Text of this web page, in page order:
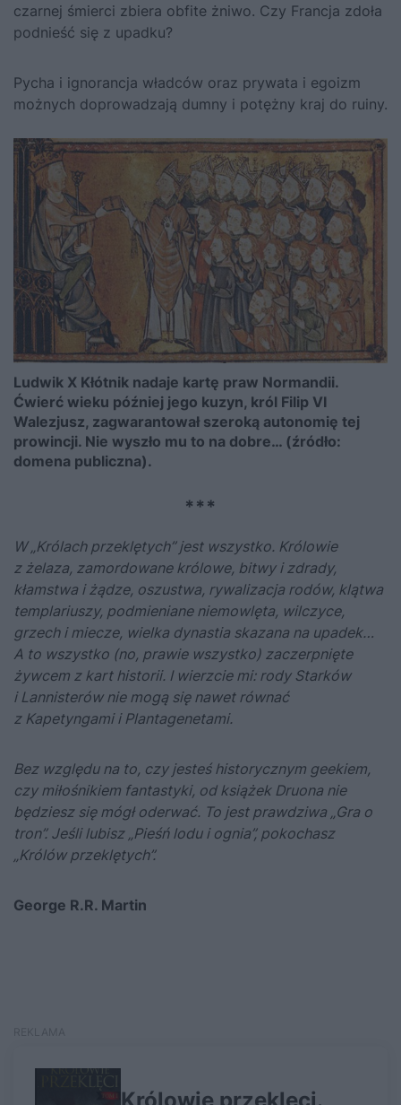
czarnej śmierci zbiera obfite żniwo. Czy Francja zdoła
podnieść się z upadku?
Pycha i ignorancja władców oraz prywata i egoizm
możnych doprowadzają dumny i potężny kraj do ruiny.
Ludwik X Kłótnik nadaje kartę praw Normandii.
Ćwierć wieku później jego kuzyn, król Filip VI
Walezjusz, zagwarantował szeroką autonomię tej
prowincji. Nie wyszło mu to na dobre… (źródło:
domena publiczna).
***
W „Królach przeklętych” jest wszystko. Królowie
z żelaza, zamordowane królowe, bitwy i zdrady,
kłamstwa i żądze, oszustwa, rywalizacja rodów, klątwa
templariuszy, podmieniane niemowlęta, wilczyce,
grzech i miecze, wielka dynastia skazana na upadek…
A to wszystko (no, prawie wszystko) zaczerpnięte
żywcem z kart historii. I wierzcie mi: rody Starków
i Lannisterów nie mogą się nawet równać
z Kapetyngami i Plantagenetami.
Bez względu na to, czy jesteś historycznym geekiem,
czy miłośnikiem fantastyki, od książek Druona nie
będziesz się mógł oderwać. To jest prawdziwa „Gra o
tron”. Jeśli lubisz „Pieśń lodu i ognia”, pokochasz
„Królów przeklętych”.
George R.R. Martin